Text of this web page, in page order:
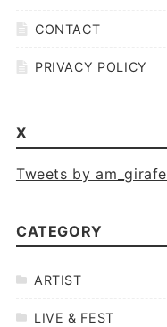
CONTACT
PRIVACY POLICY
X
Tweets by am_girafe
CATEGORY
ARTIST
LIVE & FEST